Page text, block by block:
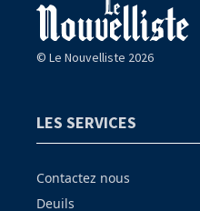
© Le Nouvelliste 2026
LES SERVICES
Contactez nous
Deuils